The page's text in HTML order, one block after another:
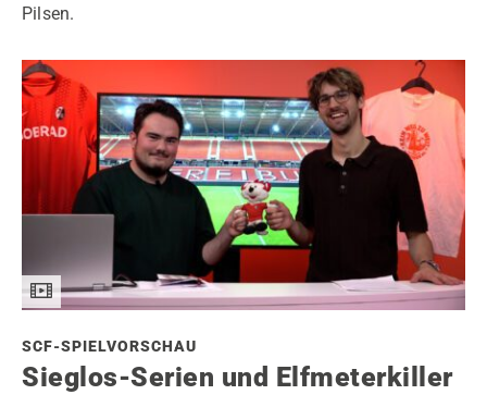
Pilsen.
SCF-SPIELVORSCHAU
Sieglos-Serien und Elfmeterkiller